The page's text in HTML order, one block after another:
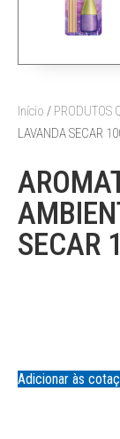
Início / PRODUTOS
LAVANDA SECAR
SECAR
Adicionar às